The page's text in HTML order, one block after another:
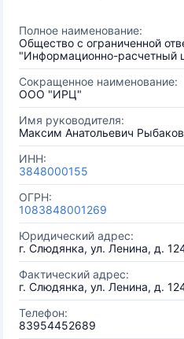
Полное наименование:
Общество с ограниченной
"Информационно-расчетный
Сокращенное наименование:
ООО "ИРЦ"
Имя руководителя:
Максим Анатольевич Рыбаков
ИНН:
3848000155
ОГРН:
1083848001269
Юридический адрес:
г. Слюдянка, ул. Ленина, д.
Фактический адрес:
г. Слюдянка, ул. Ленина, д.
Телефон:
83954452689